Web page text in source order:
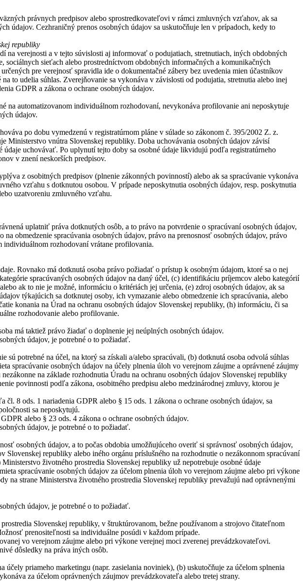
právnych predpisov alebo sprostredkovateľovi v rámci zmluvných vzťahov, ak sa
údajov. Cezhraničný prenos osobných údajov sa uskutočňuje len v prípadoch, kedy to
republiky
verejnosti a v tejto súvislosti aj informovať o podujatiach, stretnutiach, iných obdobných
sieťach alebo prostredníctvom obdobných informačných a komunikačných
pre verejnosť spravidla ide o dokumentačné zábery bez uvedenia mien účastníkov
to udelia súhlas. Zverejňovanie sa vykonáva v závislosti od podujatia, stretnutia alebo inej
GDPR a zákona o ochrane osobných údajov.
na automatizovanom individuálnom rozhodovaní, nevykonáva profilovanie ani neposkytuje
údajov.
po dobu vymedzenú v registratúrnom pláne v súlade so zákonom č. 395/2002 Z. z.
Ministerstvo vnútra Slovenskej republiky. Doba uchovávania osobných údajov závisí
uchovávať. Po uplynutí tejto doby sa osobné údaje likvidujú podľa registratúrneho
v znení neskorších predpisov.
z osobitných predpisov (plnenie zákonných povinností) alebo ak sa spracúvanie vykonáva
vzťahu s dotknutou osobou. V prípade neposkytnutia osobných údajov, resp. poskytnutia
uzatvoreniu zmluvného vzťahu.
uplatniť práva dotknutých osôb, a to právo na potvrdenie o spracúvaní osobných údajov,
obmedzenie spracúvania osobných údajov, právo na prenosnosť osobných údajov, právo
individuálnom rozhodovaní vrátane profilovania.
Rovnako má dotknutá osoba právo požiadať o prístup k osobným údajom, ktoré sa o nej
spracúvaných osobných údajov na daný účel, (c) identifikáciu príjemcov alebo kategórií
ak to nie je možné, informáciu o kritériách jej určenia, (e) zdroj osobných údajov, ak sa
týkajúcich sa dotknutej osoby, ich vymazanie alebo obmedzenie ich spracúvania, alebo
konania na Úrad na ochranu osobných údajov Slovenskej republiky, (h) informáciu, či sa
rozhodovanie alebo profilovanie.
má taktiež právo žiadať o doplnenie jej neúplných osobných údajov.
údajov, je potrebné o to požiadať.
potrebné na účel, na ktorý sa získali a/alebo spracúvali, (b) dotknutá osoba odvolá súhlas
spracúvanie osobných údajov na účely plnenia úloh vo verejnom záujme a oprávnené záujmy
na základe rozhodnutia Úradu na ochranu osobných údajov Slovenskej republiky
povinnosti podľa zákona, osobitného predpisu alebo medzinárodnej zmluvy, ktorou je
8 ods. 1 nariadenia GDPR alebo § 15 ods. 1 zákona o ochrane osobných údajov, sa
sa neposkytujú.
alebo § 23 ods. 4 zákona o ochrane osobných údajov.
údajov, je potrebné o to požiadať.
osobných údajov, a to počas obdobia umožňujúceho overiť si správnosť osobných údajov,
republiky alebo iného orgánu príslušného na rozhodnutie o nezákonnom spracúvaní
životného prostredia Slovenskej republiky už nepotrebuje osobné údaje
spracúvanie osobných údajov za účelom plnenia úloh vo verejnom záujme alebo pri výkone
na strane Ministerstva životného prostredia Slovenskej republiky prevažujú nad oprávnenými
údajov, je potrebné o to požiadať.
Slovenskej republiky, v štruktúrovanom, bežne používanom a strojovo čitateľnom
prenositeľnosti sa individuálne posúdi v každom prípade.
vo verejnom záujme alebo pri výkone verejnej moci zverenej prevádzkovateľovi.
dôsledky na práva iných osôb.
priameho marketingu (napr. zasielania noviniek), (b) uskutočňuje za účelom splnenia
za účelom oprávnených záujmov prevádzkovateľa alebo tretej strany.